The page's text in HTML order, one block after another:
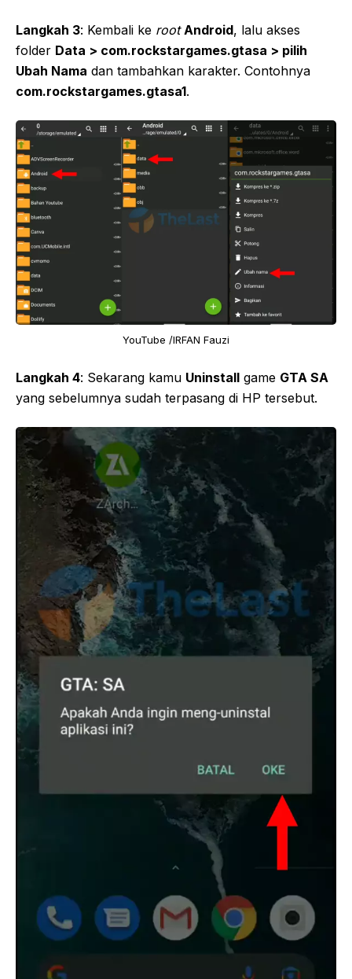
Langkah 3: Kembali ke root Android, lalu akses
folder Data > com.rockstargames.gtasa > pilih
Ubah Nama dan tambahkan karakter. Contohnya
com.rockstargames.gtasa1.
YouTube /IRFAN Fauzi
Langkah 4: Sekarang kamu Uninstall game GTA SA
yang sebelumnya sudah terpasang di HP tersebut.